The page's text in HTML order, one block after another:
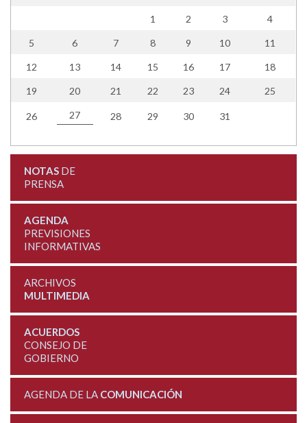
1 2 3 4
5 6 7 8 9 10 11
12 13 14 15 16 17 18
19 20 21 22 23 24 25
26 27 28 29 30 31
NOTASDE
PRENSA
AGENDA
PREVISIONES
INFORMATIVAS
ARCHIVOS
MULTIMEDIA
ACUERDOS
CONSEJO DE
GOBIERNO
AGENDA DE LA COMUNICACIÓN